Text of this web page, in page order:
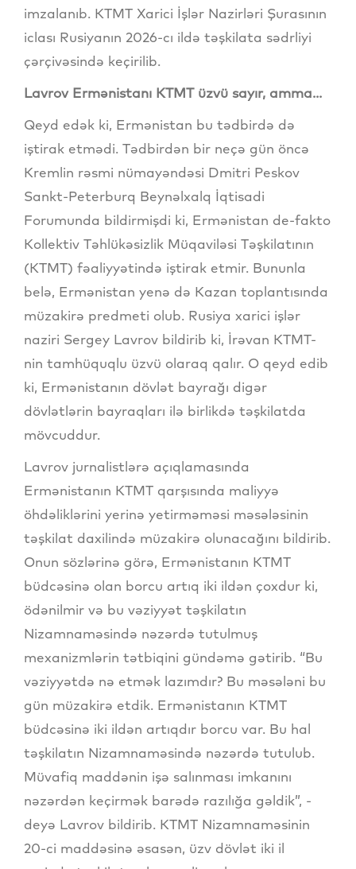
imzalanıb. KTMT Xarici İşlər Nazirləri Şurasının
iclası Rusiyanın 2026-cı ildə təşkilata sədrliyi
çərçivəsində keçirilib.
Lavrov Ermənistanı KTMT üzvü sayır, amma...
Qeyd edək ki, Ermənistan bu tədbirdə də
iştirak etmədi. Tədbirdən bir neçə gün öncə
Kremlin rəsmi nümayəndəsi Dmitri Peskov
Sankt-Peterburq Beynəlxalq İqtisadi
Forumunda bildirmişdi ki, Ermənistan de-fakto
Kollektiv Təhlükəsizlik Müqaviləsi Təşkilatının
(KTMT) fəaliyyətində iştirak etmir. Bununla
belə, Ermənistan yenə də Kazan toplantısında
müzakirə predmeti olub. Rusiya xarici işlər
naziri Sergey Lavrov bildirib ki, İrəvan KTMT-
nin tamhüquqlu üzvü olaraq qalır. O qeyd edib
ki, Ermənistanın dövlət bayrağı digər
dövlətlərin bayraqları ilə birlikdə təşkilatda
mövcuddur.
Lavrov jurnalistlərə açıqlamasında
Ermənistanın KTMT qarşısında maliyyə
öhdəliklərini yerinə yetirməməsi məsələsinin
təşkilat daxilində müzakirə olunacağını bildirib.
Onun sözlərinə görə, Ermənistanın KTMT
büdcəsinə olan borcu artıq iki ildən çoxdur ki,
ödənilmir və bu vəziyyət təşkilatın
Nizamnaməsində nəzərdə tutulmuş
mexanizmlərin tətbiqini gündəmə gətirib. “Bu
vəziyyətdə nə etmək lazımdır? Bu məsələni bu
gün müzakirə etdik. Ermənistanın KTMT
büdcəsinə iki ildən artıqdır borcu var. Bu hal
təşkilatın Nizamnaməsində nəzərdə tutulub.
Müvafiq maddənin işə salınması imkanını
nəzərdən keçirmək barədə razılığa gəldik”, -
deyə Lavrov bildirib. KTMT Nizamnaməsinin
20-ci maddəsinə əsasən, üzv dövlət iki il